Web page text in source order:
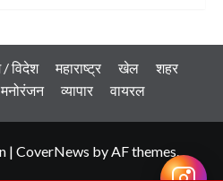
विदेश महाराष्ट्र खेल
शहर
मनोरंजन व्यापार वायरल
| CoverNews by AF themes.